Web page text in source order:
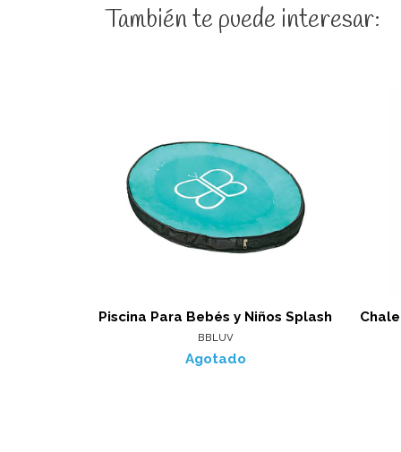
También te puede interesar:
Piscina Para Bebés y Niños Splash
BBLUV
Agotado